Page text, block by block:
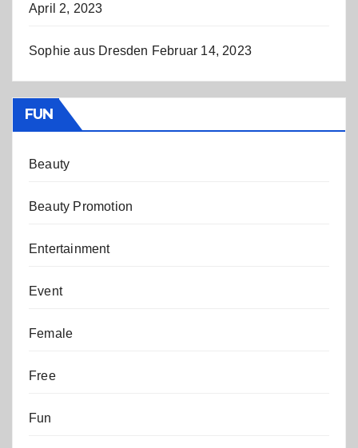
April 2, 2023
Sophie aus Dresden Februar 14, 2023
FUN
Beauty
Beauty Promotion
Entertainment
Event
Female
Free
Fun